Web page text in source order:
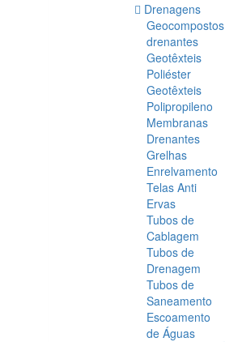
Drenagens
Geocompostos
drenantes
Geotêxteis
Poliéster
Geotêxteis
Polipropileno
Membranas
Drenantes
Grelhas
Enrelvamento
Telas Anti
Ervas
Tubos de
Cablagem
Tubos de
Drenagem
Tubos de
Saneamento
Escoamento
de Águas